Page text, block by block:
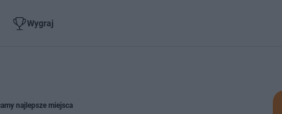
Wygraj
najlepsze miejsca